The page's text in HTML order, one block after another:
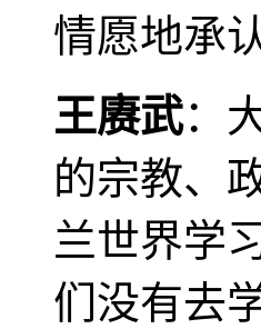
情愿地承
王赓武：
的宗教、
兰世界学
们没有去